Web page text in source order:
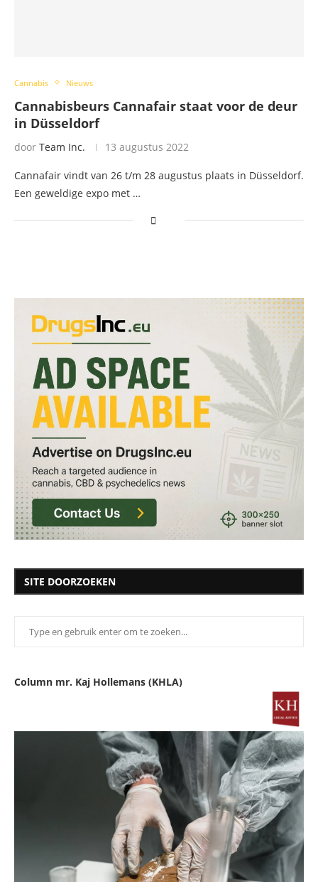
Cannabis Nieuws
Cannabisbeurs Cannafair staat voor de deur
in Düsseldorf
door Team Inc. 13 augustus 2022
Cannafair vindt van 26 t/m 28 augustus plaats in Düsseldorf.
Een geweldige expo met …
SITE DOORZOEKEN
Column mr. Kaj Hollemans (KHLA)